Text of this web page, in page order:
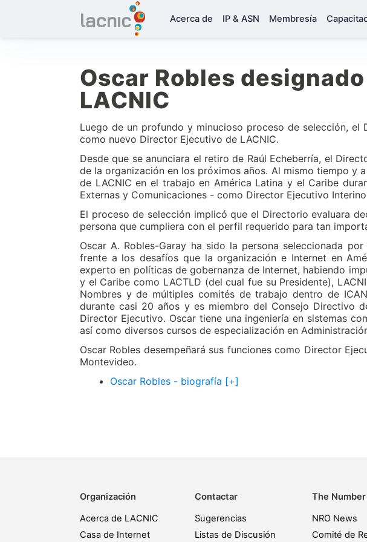
Acerca de IP & ASN Membresía
Oscar Robles
LACNIC
Luego de un profundo y minucioso proceso de selección, el
como nuevo Director Ejecutivo de LACNIC.
Desde que se anunciara el retiro de Raúl Echeberría, el
de la organización en los próximos años. Al mismo tiempo y
de LACNIC en el trabajo en América Latina y el Caribe
Externas y Comunicaciones - como Director Ejecutivo
El proceso de selección implicó que el Directorio evaluara
persona que cumpliera con el perfil requerido para tan
Oscar A. Robles-Garay ha sido la persona seleccionada
frente a los desafíos que la organización e Internet en
experto en políticas de gobernanza de Internet, habiendo
y el Caribe como LACTLD (del cual fue su Presidente),
Nombres y de múltiples comités de trabajo dentro de
durante casi 20 años y es miembro del Consejo Directivo
Director Ejecutivo. Oscar tiene una ingeniería en sistemas
así como diversos cursos de especialización en
Oscar Robles desempeñará sus funciones como Director
Montevideo.
Oscar Robles - biografía [+]
Organización
Acerca de LACNIC
Casa de Internet
Contactar
Sugerencias
Listas de Discusión
The
NRO News
Comité de